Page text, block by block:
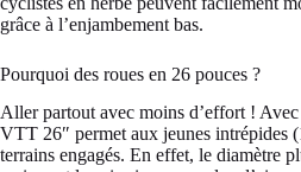
grâce à l’enjambement bas.
Pourquoi des roues en 26 pouces ?
Aller partout avec moins d’effort ! Avec
VTT 26″ permet aux jeunes intrépides
terrains engagés. En effet, le diamètre